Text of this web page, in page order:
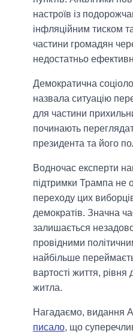
настроїв із
інфляційним тиском
частини громадян
недостатньо
Демократична
назвала ситуацію
для частини
починають
президента та його
Водночас експерти
підтримки Трампа не
переходу цих
демократів. Значна
залишається
провідними
найбільше
вартості життя, рівня
житла.
Нагадаємо, видання
писало, що